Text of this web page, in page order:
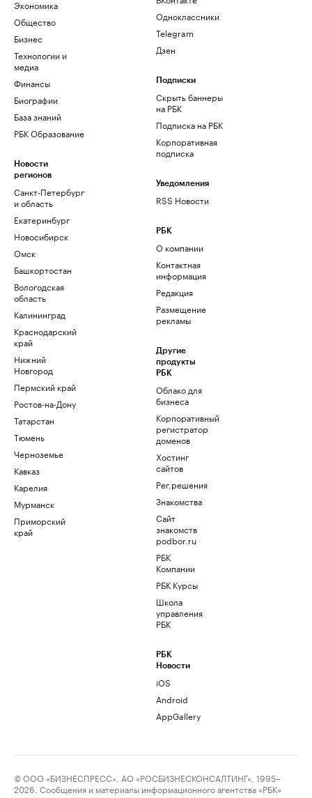
Экономика
Общество
Бизнес
Технологии и
медиа
Финансы
Биографии
База знаний
РБК Образование
Новости
регионов
Санкт-Петербург
и область
Екатеринбург
Новосибирск
Омск
Башкортостан
Вологодская
область
Калининград
Краснодарский
край
Нижний
Новгород
Пермский край
Ростов-на-Дону
Татарстан
Тюмень
Черноземье
Кавказ
Карелия
Мурманск
Приморский
край
Одноклассники
Telegram
Дзен
Подписки
Скрыть баннеры
на РБК
Подписка на РБК
Корпоративная
подписка
Уведомления
RSS Новости
РБК
О компании
Контактная
информация
Редакция
Размещение
рекламы
Другие
продукты
РБК
Облако для
бизнеса
Корпоративный
регистратор
доменов
Хостинг
сайтов
Рег.решения
Знакомства
Сайт
знакомств
podbor.ru
РБК
Компании
РБК Курсы
Школа
управления
РБК
РБК
Новости
iOS
Android
AppGallery
© ООО «БИЗНЕСПРЕСС», АО «РОСБИЗНЕСКОНСАЛТИНГ», 1995–
2026. Сообщения и материалы информационного агентства «РБК»